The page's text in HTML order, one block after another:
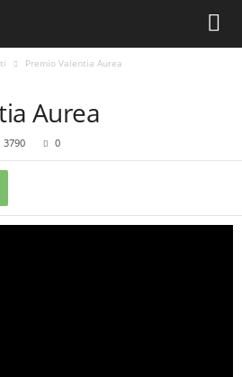
Premio Valentia Aurea
Aurea
3790 0